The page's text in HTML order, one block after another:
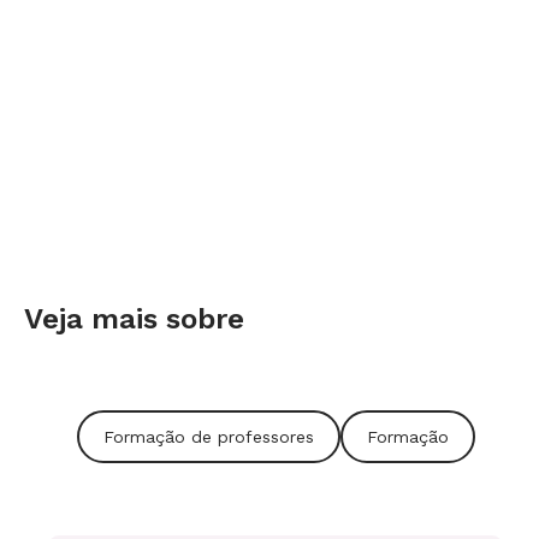
envolvidos e do ritmo de trabalho do grupo.
Veja mais sobre
Formação de professores Formação